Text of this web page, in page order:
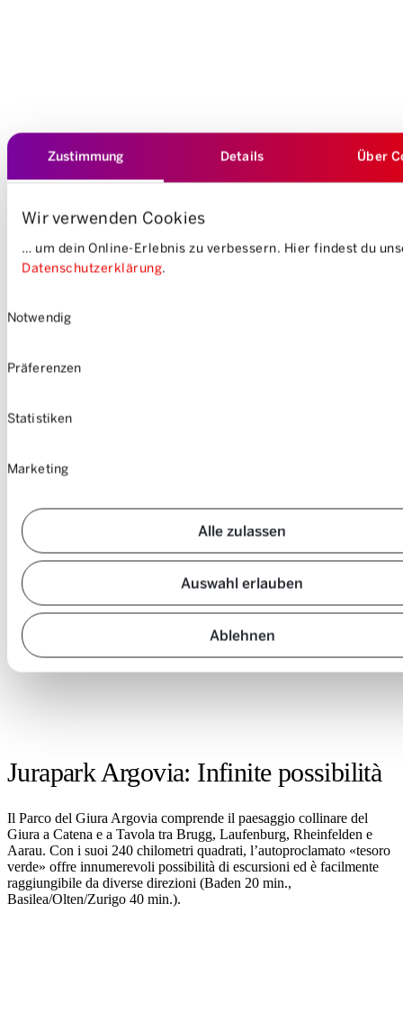
Zustimmung Details Über
Wir verwenden Cookies
… um dein Online-Erlebnis zu verbessern. Hier findest du
Datenschutzerklärung.
Notwendig
Präferenzen
Statistiken
Marketing
Alle zulassen
Auswahl erlauben
Ablehnen
Aeschi ob dem Thunsee (foto: Robertus Laan)
Jurapark Argovia: Infinite possibilità
Il Parco del Giura Argovia comprende il paesaggio collinare del
Giura a Catena e a Tavola tra Brugg, Laufenburg, Rheinfelden e
Aarau. Con i suoi 240 chilometri quadrati, l’autoproclamato «tesoro
verde» offre innumerevoli possibilità di escursioni ed è facilmente
raggiungibile da diverse direzioni (Baden 20 min.,
Basilea/Olten/Zurigo 40 min.).